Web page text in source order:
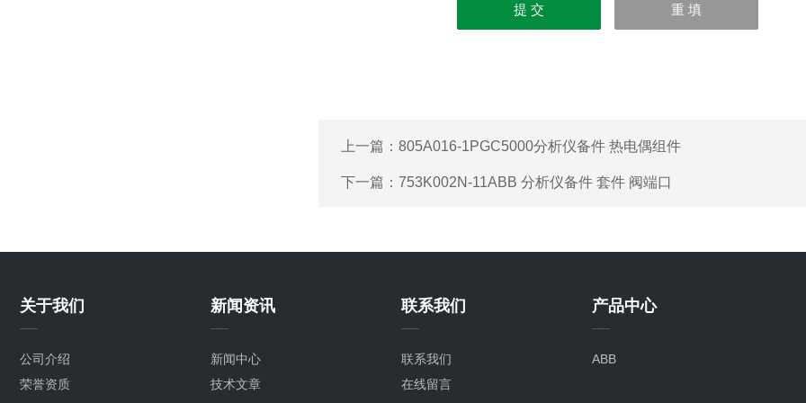
上一篇： 805A016-1PGC5000分析仪备件 热电偶组件
下一篇： 753K002N-11ABB 分析仪备件 套件 阀端口
关于我们
公司介绍
荣誉资质
新闻资讯
新闻中心
技术文章
联系我们
联系我们
在线留言
产品中心
ABB